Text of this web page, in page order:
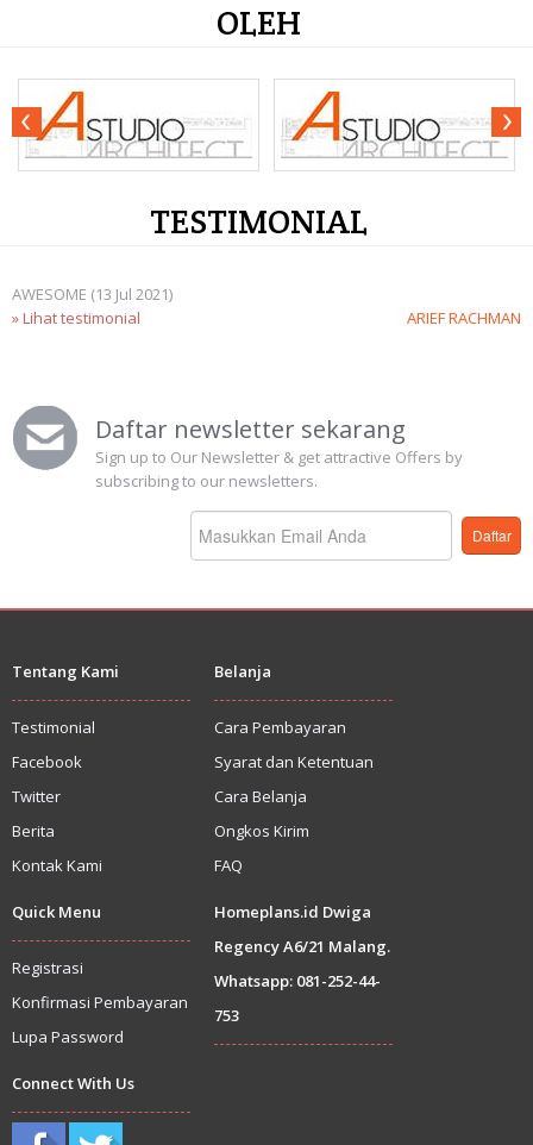
OLEH
TESTIMONIAL
AWESOME (13 Jul 2021)
ARIEF RACHMAN
» Lihat testimonial
Daftar newsletter sekarang
Sign up to Our Newsletter & get attractive Offers by
subscribing to our newsletters.
Tentang Kami
Testimonial
Facebook
Twitter
Berita
Kontak Kami
Belanja
Cara Pembayaran
Syarat dan Ketentuan
Cara Belanja
Ongkos Kirim
FAQ
Quick Menu
Registrasi
Konfirmasi Pembayaran
Lupa Password
Homeplans.id Dwiga
Regency A6/21 Malang.
Whatsapp: 081-252-44-
753
Connect With Us